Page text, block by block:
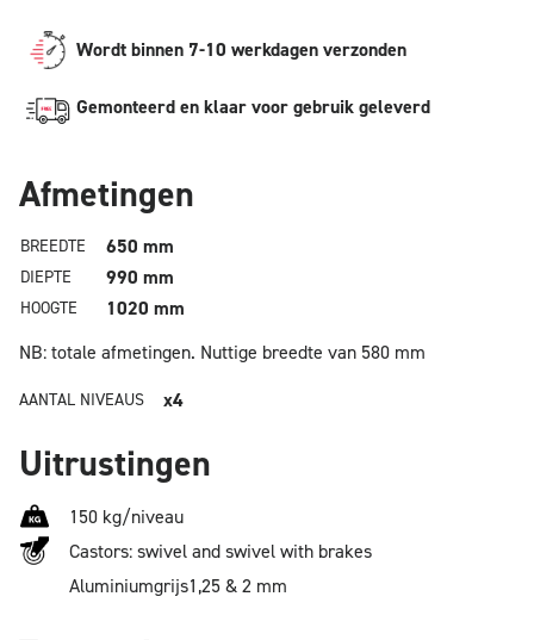
Wordt binnen 7-10 werkdagen verzonden
Gemonteerd en klaar voor gebruik geleverd
Afmetingen
BREEDTE 650 mm
DIEPTE 990 mm
HOOGTE
1020 mm
NB: totale afmetingen. Nuttige breedte van 580 mm
AANTAL NIVEAUS x4
Uitrustingen
150 kg/niveau
Castors: swivel and swivel with brakes
Aluminiumgrijs1,25 & 2 mm